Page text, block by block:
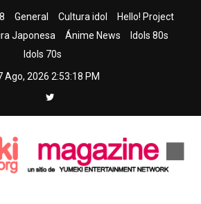
General Cultura idol
Hello! Project
Japonesa Ánime News
Idols 80s
Idols 70s
Ago, 2026 2:53:19 PM